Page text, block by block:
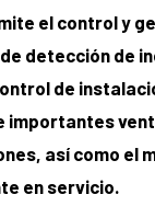
el control y
detección de
de
importantes
así como el
en servicio.